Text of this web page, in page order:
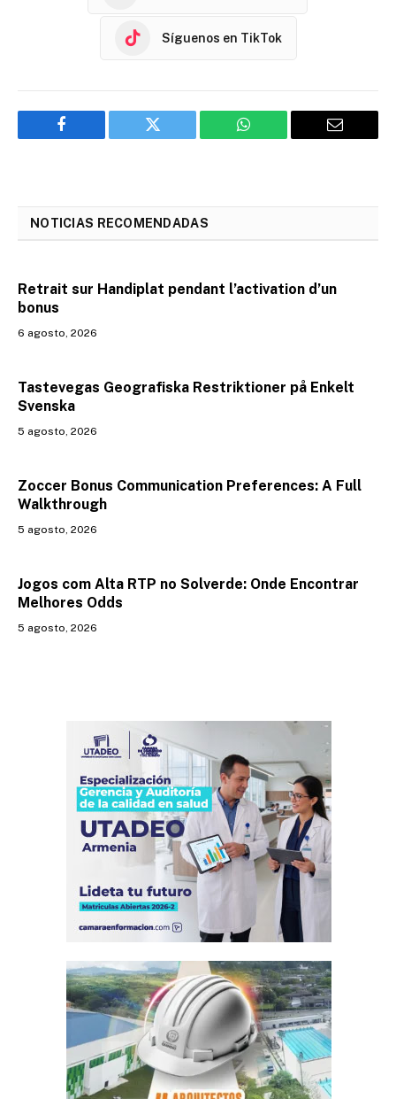
Síguenos en TikTok
Facebook Twitter WhatsApp Email
NOTICIAS RECOMENDADAS
Retrait sur Handiplat pendant l’activation d’un
bonus
6 agosto, 2026
Tastevegas Geografiska Restriktioner på Enkelt
Svenska
5 agosto, 2026
Zoccer Bonus Communication Preferences: A Full
Walkthrough
5 agosto, 2026
Jogos com Alta RTP no Solverde: Onde Encontrar
Melhores Odds
5 agosto, 2026